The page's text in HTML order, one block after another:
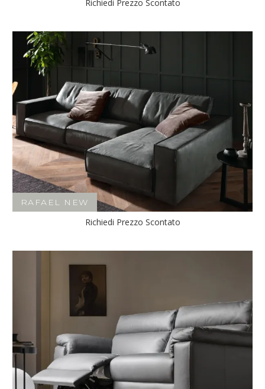
Richiedi Prezzo Scontato
RAFAEL NEW
Richiedi Prezzo Scontato